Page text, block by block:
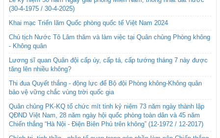
(30-4-1975 / 30-4-2025)
Khai mạc Triển lãm Quốc phòng quốc tế Việt Nam 2024
Chủ tịch Nước Tô Lâm thăm và làm việc tại Quân chủng Phòng không
- Không quân
Lương sĩ quan Quân đội cấp úy, cấp tá, cấp tướng tháng 7 này được
tăng lên nhiều không?
Thi đua Quyết thắng - động lực để Bộ đội Phòng không-Không quân
bảo vệ vững chắc vùng trời quốc gia
Quân chủng PK-KQ tổ chức mít tinh kỷ niệm 73 năm ngày thành lập
QĐND Việt Nam, 28 năm ngày hội quốc phòng toàn dân và 45 năm
Chiến thắng “Hà Nội - Điện Biên Phủ trên không” (12-1972 / 12-2017)